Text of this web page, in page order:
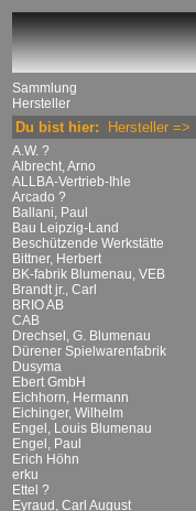
Sammlung
Hersteller
Du bist hier: Hersteller =>
A.W. ?
Albrecht, Arno
ALLBA-Vertrieb-Ihle
Arcado ?
Ballani, Paul
Bau Leipzig-Land
Beschützende Werkstätte
Bittner, Herbert
BK-fabrik Blumenau, VEB
Brandt jr., Carl
BRIO AB
CAB
Drechsel, G. Blumenau
Dürener Spielwarenfabrik
Dusyma
Ebert GmbH
Eichhorn, Hermann
Eichinger, Wilhelm
Engel, Louis Blumenau
Engel, Paul
Erich Höhn
erku
Ettel ?
Eyraud, Carl August